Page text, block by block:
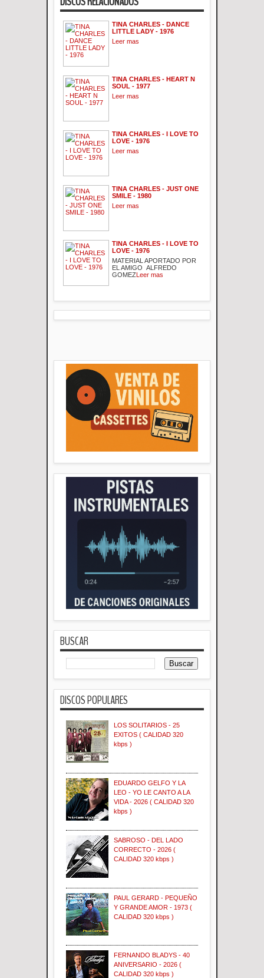
TINA CHARLES - DANCE
LITTLE LADY - 1976
Leer mas
TINA CHARLES - HEART N
SOUL - 1977
Leer mas
TINA CHARLES - I LOVE TO
LOVE - 1976
Leer mas
TINA CHARLES - JUST ONE
SMILE - 1980
Leer mas
TINA CHARLES - I LOVE TO
LOVE - 1976
MATERIAL APORTADO POR
EL AMIGO ALFREDO
GOMEZLeer mas
BUSCAR
DISCOS POPULARES
LOS SOLITARIOS - 25
EXITOS ( CALIDAD 320
kbps )
EDUARDO GELFO Y LA
LEO - YO LE CANTO A LA
VIDA - 2026 ( CALIDAD 320
kbps )
SABROSO - DEL LADO
CORRECTO - 2026 (
CALIDAD 320 kbps )
PAUL GERARD - PEQUEÑO
Y GRANDE AMOR - 1973 (
CALIDAD 320 kbps )
FERNANDO BLADYS - 40
ANIVERSARIO - 2026 (
CALIDAD 320 kbps )